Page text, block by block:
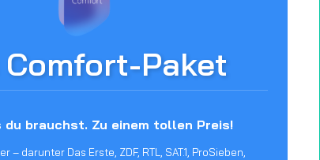
Comfort-Paket
du brauchst. Zu einem tollen Preis!
– darunter Das Erste, ZDF, RTL, SAT.1, ProSieben,